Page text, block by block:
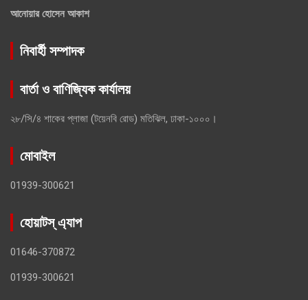
আনোয়ার হোসেন আকাশ
নিবার্হী সম্পাদক
বার্তা ও বাণিজ্যিক কার্যালয়
২৮/সি/৪ শাকের প্লাজা (টয়েনবি রোড) মতিঝিল, ঢাকা-১০০০।
মোবাইল
01939-300621
হোয়াটস্ এ্যাপ
01646-370872
01939-300621